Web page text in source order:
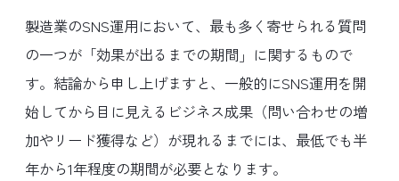
製造業のSNS運用において、最も多く寄せられる質問
の一つが「効果が出るまでの期間」に関するもので
す。結論から申し上げますと、一般的にSNS運用を開
始してから目に見えるビジネス成果（問い合わせの増
加やリード獲得など）が現れるまでには、最低でも半
年から1年程度の期間が必要となります。